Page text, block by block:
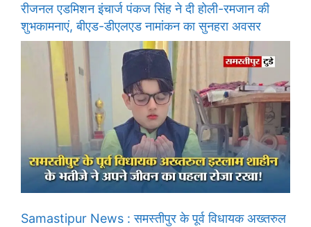
रीजनल एडमिशन इंचार्ज पंकज सिंह ने दी होली-रमजान की
शुभकामनाएं, बीएड-डीएलएड नामांकन का सुनहरा अवसर
Samastipur News : समस्तीपुर के पूर्व विधायक अख्तरुल